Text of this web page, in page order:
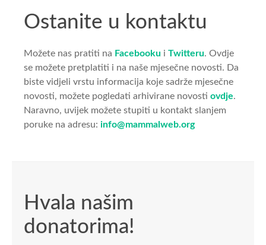
Ostanite u kontaktu
Možete nas pratiti na Facebooku i Twitteru. Ovdje
se možete pretplatiti i na naše mjesečne novosti. Da
biste vidjeli vrstu informacija koje sadrže mjesečne
novosti, možete pogledati arhivirane novosti ovdje.
Naravno, uvijek možete stupiti u kontakt slanjem
poruke na adresu: info@mammalweb.org
Hvala našim
donatorima!